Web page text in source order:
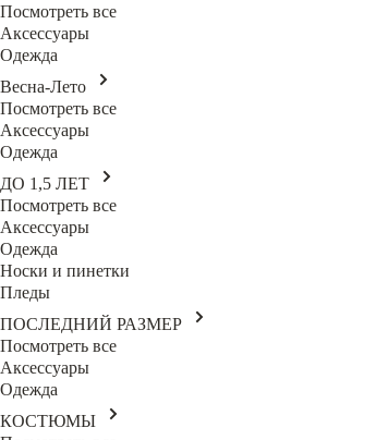
Посмотреть все
Аксессуары
Одежда
Весна-Лето
Посмотреть все
Аксессуары
Одежда
ДО 1,5 ЛЕТ
Посмотреть все
Аксессуары
Одежда
Носки и пинетки
Пледы
ПОСЛЕДНИЙ РАЗМЕР
Посмотреть все
Аксессуары
Одежда
КОСТЮМЫ